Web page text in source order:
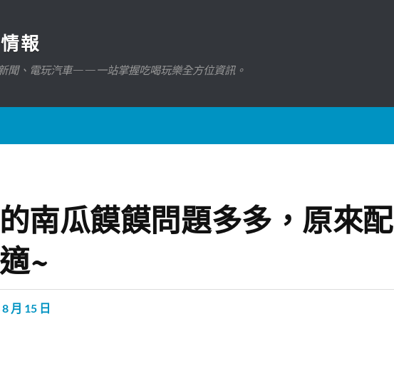
報
聞、電玩汽車——一站掌握吃喝玩樂全方位資訊。
南瓜饃饃問題多多，原來配
~
月 15 日